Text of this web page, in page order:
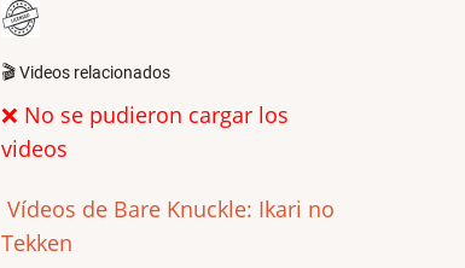
🎬 Videos relacionados
❌ No se pudieron cargar los
videos
Vídeos de Bare Knuckle: Ikari no
Tekken